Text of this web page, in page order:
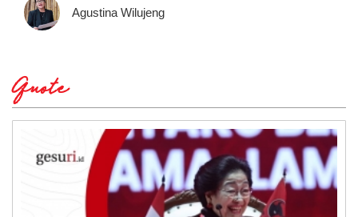
Agustina Wilujeng
Quote